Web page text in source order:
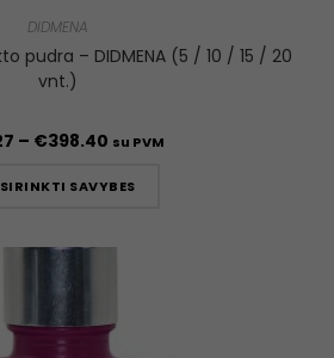
DIDMENA
pudra – DIDMENA (5 / 10 / 15 / 20
vnt.)
– €398.40 su PVM
SAVYBES